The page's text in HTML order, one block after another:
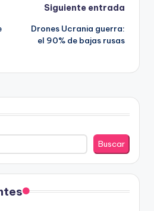
Siguiente entrada
Drones Ucrania guerra:
el 90% de bajas rusas
Buscar